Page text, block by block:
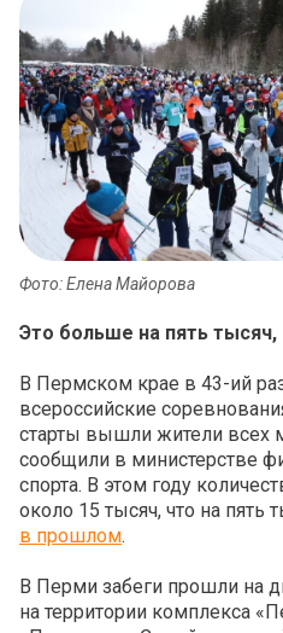
Фото: Елена Майорова
Это больше на пять
В Пермском крае в 43-ий
всероссийские
старты вышли жители всех
сообщили в министерстве
спорта. В этом году
около 15 тысяч, что на пять
в прошлом.
В Перми забеги прошли на
на территории комплекса